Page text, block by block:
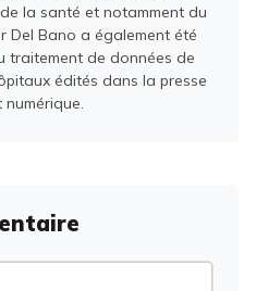
la santé et notamment du
Del Bano a également été
traitement de données de
édités dans la presse
numérique.